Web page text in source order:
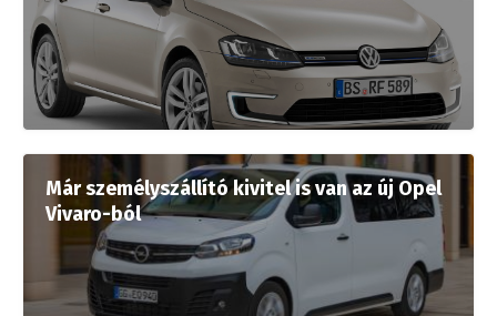
Már személyszállító kivitel is van az új Opel
Vivaro-ból